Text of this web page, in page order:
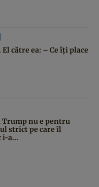
El către ea: – Ce îți place
nu e pentru
strict pe care îl
i-a...